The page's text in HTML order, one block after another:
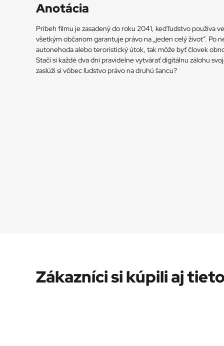
Anotácia
Príbeh filmu je zasadený do roku 2041, keď ľudstvo používa
všetkým občanom garantuje právo na „jeden celý život“. Po
autonehoda alebo teroristický útok, tak môže byť človek
Stačí si každé dva dni pravidelne vytvárať digitálnu zálohu
zaslúži si vôbec ľudstvo právo na druhú šancu?
Zákazníci si kúpili aj